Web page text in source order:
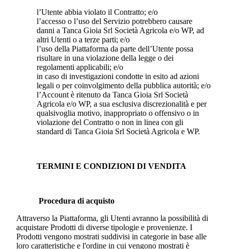
l’Utente abbia violato il Contratto; e/o
l’accesso o l’uso del Servizio potrebbero causare
danni a Tanca Gioia Srl Società Agricola e/o WP, ad
altri Utenti o a terze parti; e/o
l’uso della Piattaforma da parte dell’Utente possa
risultare in una violazione della legge o dei
regolamenti applicabili; e/o
in caso di investigazioni condotte in esito ad azioni
legali o per coinvolgimento della pubblica autorità; e/o
l’Account è ritenuto da Tanca Gioia Srl Società
Agricola e/o WP, a sua esclusiva discrezionalità e per
qualsivoglia motivo, inappropriato o offensivo o in
violazione del Contratto o non in linea con gli
standard di Tanca Gioia Srl Società Agricola e WP.
TERMINI E CONDIZIONI DI VENDITA
Procedura di acquisto
Attraverso la Piattaforma, gli Utenti avranno la possibilità di
acquistare Prodotti di diverse tipologie e provenienze. I
Prodotti vengono mostrati suddivisi in categorie in base alle
loro caratteristiche e l'ordine in cui vengono mostrati è